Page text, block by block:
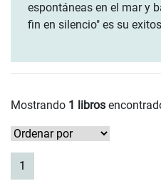
espontáneas en el mar y
fin en silencio" es su
Mostrando 1 libros
1